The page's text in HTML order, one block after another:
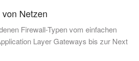
Netzen
Firewall-Typen vom einfachen
Layer Gateways bis zur Next